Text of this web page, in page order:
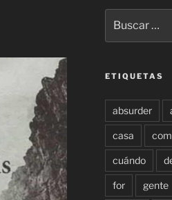
por:
ETIQUETAS
absurder
casa
cuándo
for gente